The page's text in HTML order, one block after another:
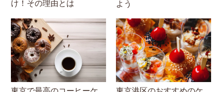
け！その理由とは
よう